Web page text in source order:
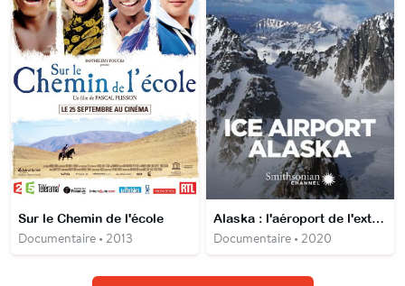
Sur le Chemin de l'école
Documentaire • 2013
Alaska : l'aéroport de l'extrême
Documentaire • 2020